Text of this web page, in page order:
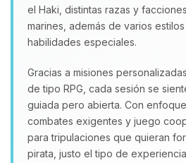
el Haki, distintas razas y
marines, además de varios
habilidades especiales.
Gracias a misiones
de tipo RPG, cada sesión se
guiada pero abierta. Con
combates exigentes y juego
para tripulaciones que quieran
pirata, justo el tipo de